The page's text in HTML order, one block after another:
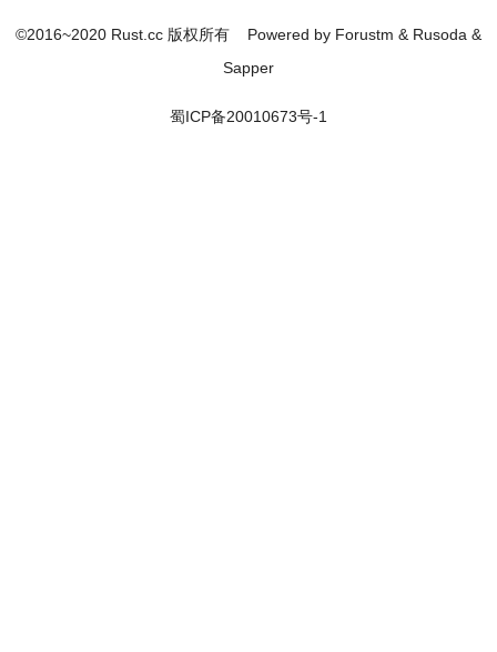
©2016~2020 Rust.cc 版权所有 Powered by Forustm & Rusoda &
Sapper
蜀ICP备20010673号-1